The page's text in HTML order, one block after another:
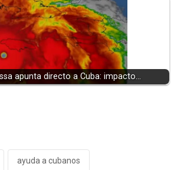
apunta directo a Cuba: impacto…
ayuda a cubanos